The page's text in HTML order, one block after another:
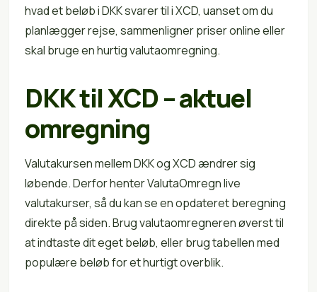
hvad et beløb i DKK svarer til i XCD, uanset om du
planlægger rejse, sammenligner priser online eller
skal bruge en hurtig valutaomregning.
DKK til XCD – aktuel
omregning
Valutakursen mellem DKK og XCD ændrer sig
løbende. Derfor henter ValutaOmregn live
valutakurser, så du kan se en opdateret beregning
direkte på siden. Brug valutaomregneren øverst til
at indtaste dit eget beløb, eller brug tabellen med
populære beløb for et hurtigt overblik.